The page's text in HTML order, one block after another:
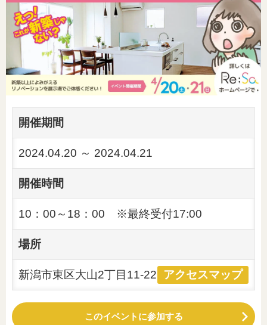
開催期間
2024.04.20 ～ 2024.04.21
開催時間
10：00～18：00 ※最終受付17:00
場所
新潟市東区大山2丁目11-22 アクセスマップ
このイベントに参加する